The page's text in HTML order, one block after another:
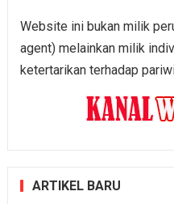
Website ini bukan milik
agent) melainkan milik
ketertarikan terhadap
ARTIKEL BARU